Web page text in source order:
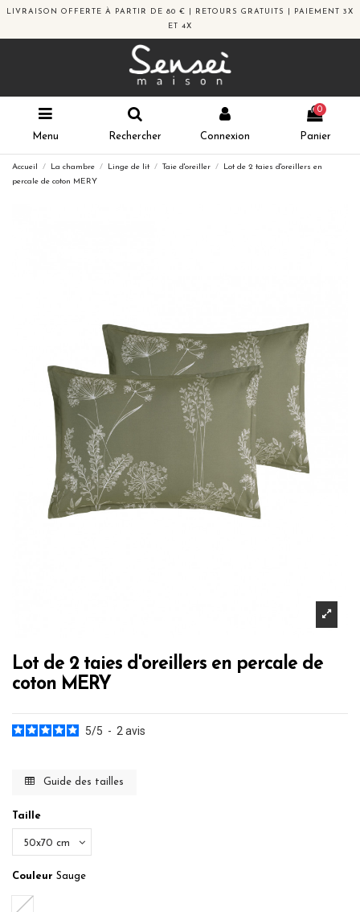
LIVRAISON OFFERTE À PARTIR DE 80 € | RETOURS GRATUITS | PAIEMENT 3X
ET 4X
Menu Rechercher Connexion
0
Panier
Accueil La chambre Linge de lit Taie d'oreiller
Lot de 2 taies d'oreillers en
percale de coton MERY
Lot de 2 taies d'oreillers en percale de
coton MERY
5/5 - 2avis
Guide des tailles
Taille
Couleur Sauge
Sauge